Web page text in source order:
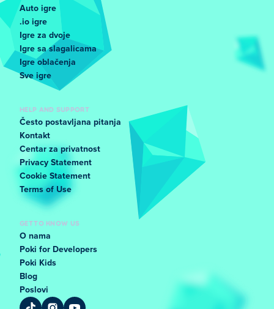
Auto igre
.io igre
Igre za dvoje
Igre sa slagalicama
Igre oblačenja
Sve igre
HELP AND SUPPORT
Često postavljana pitanja
Kontakt
Centar za privatnost
Privacy Statement
Cookie Statement
Terms of Use
GET TO KNOW US
O nama
Poki for Developers
Poki Kids
Blog
Poslovi